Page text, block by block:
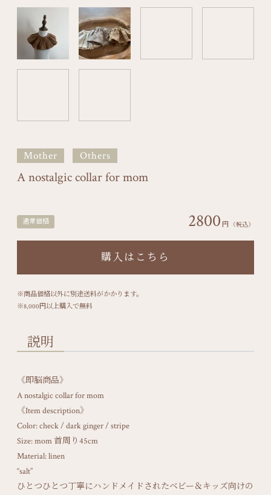
Mother Others
A nostalgic collar for mom
通常価格 2800 円 （税込）
購入はこちら
※商品価格以外に別途送料がかかります。
※8,000円以上購入で無料
説明
《即脳商品》
A nostalgic collar for mom
《Item description》
Color: check / dark ginger / stripe
Size: mom 首周り45cm
Material: linen
“salt”
ひとつひとつ丁寧にハンドメイドされたベビー＆キッズ向けの